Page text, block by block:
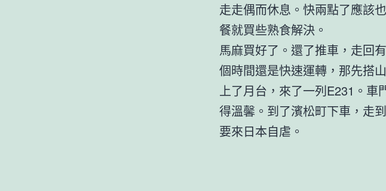
走走偶而休息。快兩點了應該
餐就買些熟食解決。
馬麻買好了。還了推車，走回
個時間還是快速運轉，那先搭
上了月台，來了一列E231。車
得溫馨。到了濱松町下車，走
要來日本自虐。